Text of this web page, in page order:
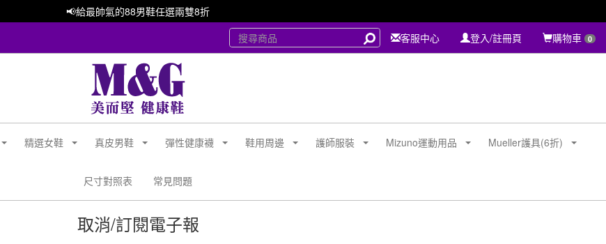
📢給最帥氣的88男鞋任選兩雙8折
購物車
0
登入/註冊頁
客服中心
精選女鞋 真皮男鞋 彈性健康襪 鞋用周邊 護師服裝 Mizuno運動用品 Mueller護具(6折)
尺寸對照表 常見問題
取消/訂閱電子報